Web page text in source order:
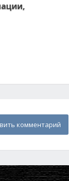
комментарий